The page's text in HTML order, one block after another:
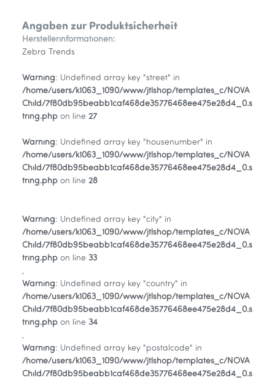
Angaben zur Produktsicherheit
Herstellerinformationen:
Zebra Trends
Warning: Undefined array key "street" in
/home/users/k1063_1090/www/jtlshop/templates_c/NOVA
Child/7f80db95beabb1caf468de35776468ee475e28d4_0.s
tring.php on line 27
Warning: Undefined array key "housenumber" in
/home/users/k1063_1090/www/jtlshop/templates_c/NOVA
Child/7f80db95beabb1caf468de35776468ee475e28d4_0.s
tring.php on line 28
Warning: Undefined array key "city" in
/home/users/k1063_1090/www/jtlshop/templates_c/NOVA
Child/7f80db95beabb1caf468de35776468ee475e28d4_0.s
tring.php on line 33
,
Warning: Undefined array key "country" in
/home/users/k1063_1090/www/jtlshop/templates_c/NOVA
Child/7f80db95beabb1caf468de35776468ee475e28d4_0.s
tring.php on line 34
,
Warning: Undefined array key "postalcode" in
/home/users/k1063_1090/www/jtlshop/templates_c/NOVA
Child/7f80db95beabb1caf468de35776468ee475e28d4_0.s